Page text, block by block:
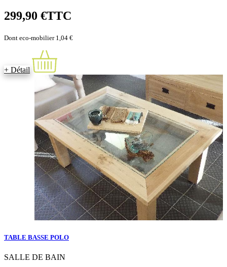
299,90 €TTC
Dont eco-mobilier 1,04 €
+ Détail
TABLE BASSE POLO
SALLE DE BAIN